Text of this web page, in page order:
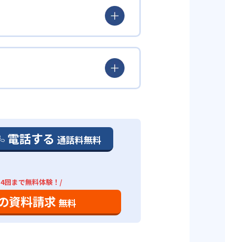
を繰り返す。
合は、前の単元へさかのぼり、
や自習室で、最低でも3回（小
、自社で作ったテキスト「ナ
る。問題は基礎から応用問題ま
。コーチングのテクニックによ
いつでも利用が可能で、自宅で
どを謳うなど、中学校の定期テ
ペースで勉強できる。高校コー
策ができる。個別授業は、学校
きる。
定期テストの対策のほか、集団
あるのが特徴だ。
書店で売っている書籍や、他塾
通う予定の教室に問い合わせた
電話する 通話料無料
回まで無料体験！/
資料請求 無料